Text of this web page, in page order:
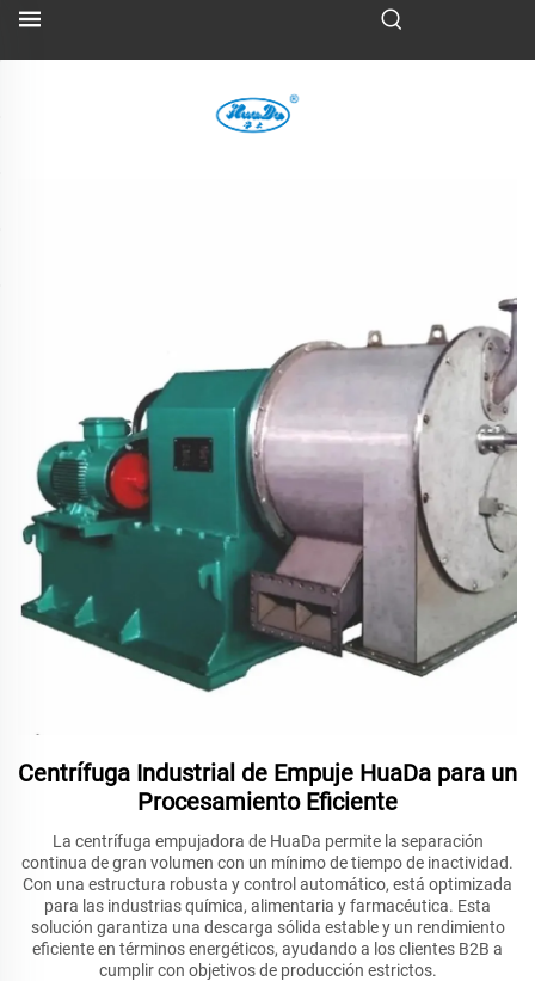
Centrífuga Industrial de Empuje HuaDa para un
Procesamiento Eficiente
La centrífuga empujadora de HuaDa permite la separación
continua de gran volumen con un mínimo de tiempo de inactividad.
Con una estructura robusta y control automático, está optimizada
para las industrias química, alimentaria y farmacéutica. Esta
solución garantiza una descarga sólida estable y un rendimiento
eficiente en términos energéticos, ayudando a los clientes B2B a
cumplir con objetivos de producción estrictos.